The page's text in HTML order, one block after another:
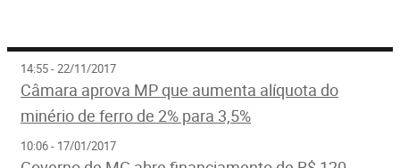
14:55 - 22/11/2017
Câmara aprova MP que aumenta alíquota do
minério de ferro de 2% para 3,5%
10:06 - 17/01/2017